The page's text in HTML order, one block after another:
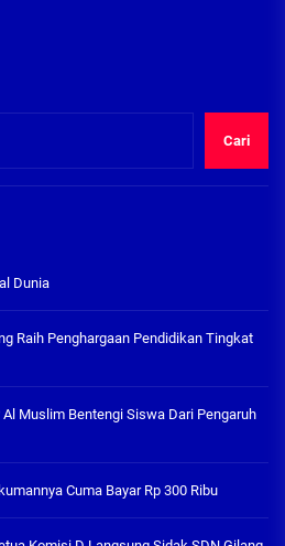
Cari
Dunia
Raih Penghargaan Pendidikan Tingkat
Muslim Bentengi Siswa Dari Pengaruh
Cuma Bayar Rp 300 Ribu